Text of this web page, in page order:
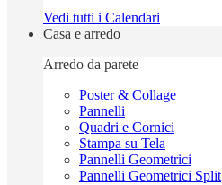
Vedi tutti i Calendari
Casa e arredo
Arredo da parete
Poster & Collage
Pannelli
Quadri e Cornici
Stampa su Tela
Pannelli Geometrici
Pannelli Geometrici Split